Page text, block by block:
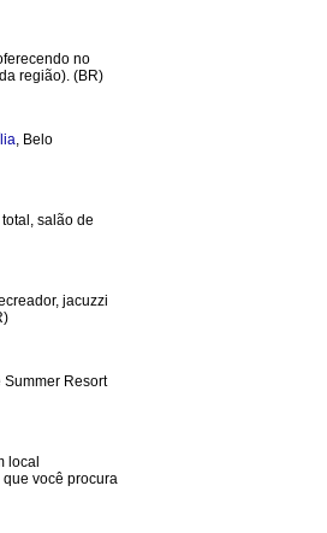
no
região). (BR)
, Belo
salão de
jacuzzi
Resort
local
você procura